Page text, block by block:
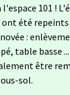
101 !
été repeints
:
table basse
être
sol.